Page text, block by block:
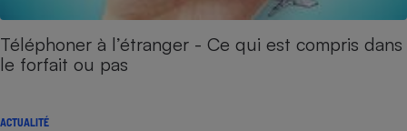
Téléphoner à l’étranger - Ce qui est compris dans
le forfait ou pas
ACTUALITÉ